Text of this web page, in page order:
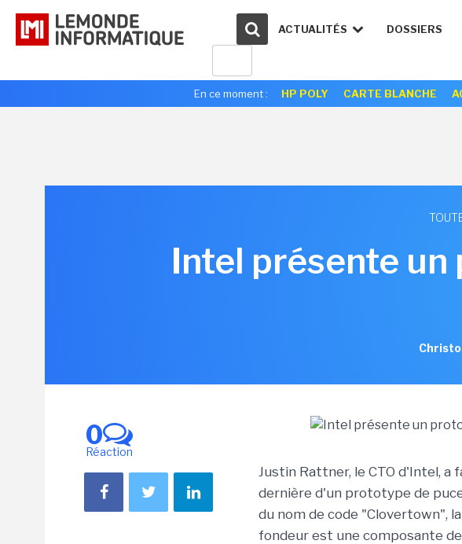
ACTUALITÉS DOSSIERS
En ce moment : HP POLY CARTE BLANCHE
Intel présente
0
Réaction
Justin Rattner, le CTO d'Intel, a
dernière d'un prototype de
du nom de code "Clovertown",
fondeur est une composante